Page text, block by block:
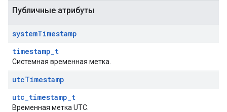
Публичные атрибуты
systemTimestamp
timestamp_t
Системная временная метка.
utcTimestamp
utc_timestamp_t
Временная метка UTC.